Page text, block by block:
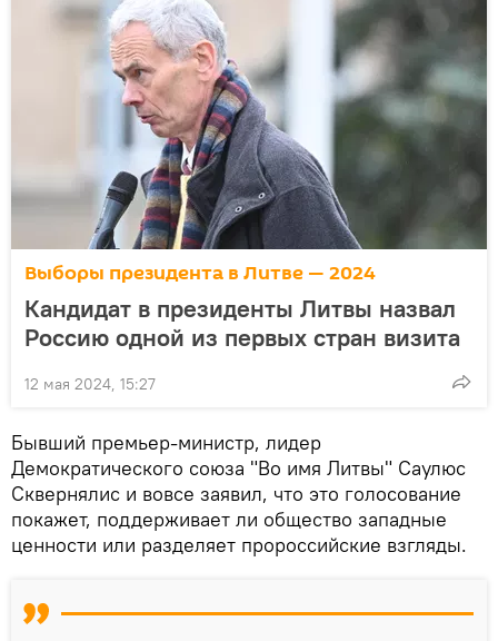
Выборы президента в Литве — 2024
Кандидат в президенты Литвы назвал
Россию одной из первых стран визита
12 мая 2024, 15:27
Бывший премьер-министр, лидер
Демократического союза "Во имя Литвы" Саулюс
Сквернялис и вовсе заявил, что это голосование
покажет, поддерживает ли общество западные
ценности или разделяет пророссийские взгляды.